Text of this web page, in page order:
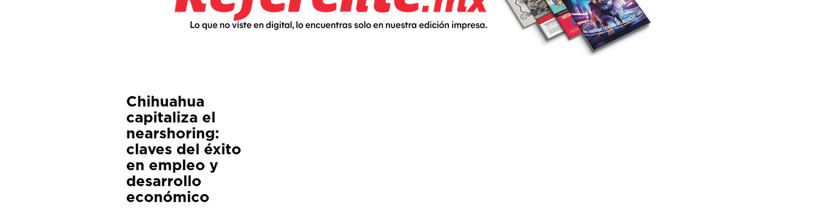
Chihuahua
capitaliza el
nearshoring:
claves del éxito
en empleo y
desarrollo
económico